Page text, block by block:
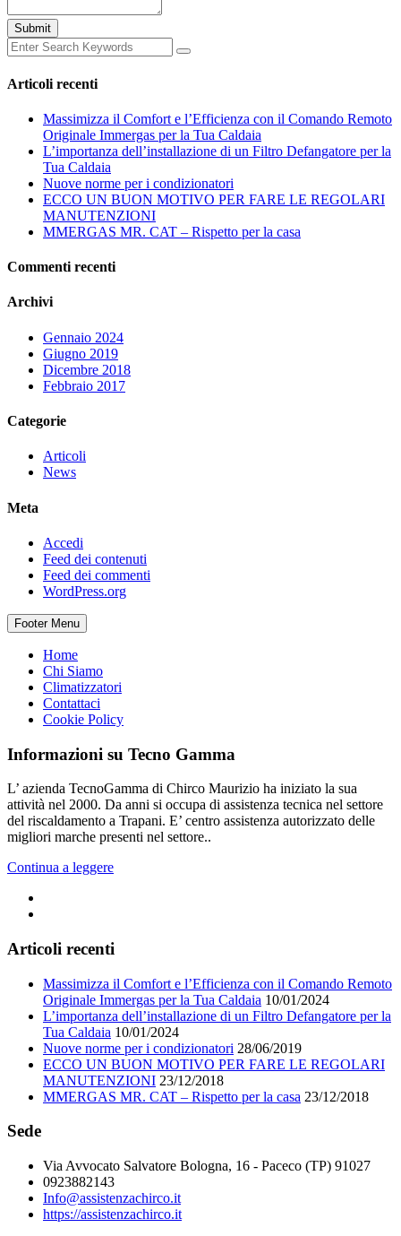
Articoli recenti
Massimizza il Comfort e l’Efficienza con il Comando Remoto
Originale Immergas per la Tua Caldaia
L’importanza dell’installazione di un Filtro Defangatore per la
Tua Caldaia
Nuove norme per i condizionatori
ECCO UN BUON MOTIVO PER FARE LE REGOLARI
MANUTENZIONI
MMERGAS MR. CAT – Rispetto per la casa
Commenti recenti
Archivi
Gennaio 2024
Giugno 2019
Dicembre 2018
Febbraio 2017
Categorie
Articoli
News
Meta
Accedi
Feed dei contenuti
Feed dei commenti
WordPress.org
Footer Menu
Home
Chi Siamo
Climatizzatori
Contattaci
Cookie Policy
Informazioni su Tecno Gamma
L’ azienda TecnoGamma di Chirco Maurizio ha iniziato la sua
attività nel 2000. Da anni si occupa di assistenza tecnica nel settore
del riscaldamento a Trapani. E’ centro assistenza autorizzato delle
migliori marche presenti nel settore..
Continua a leggere
Articoli recenti
Massimizza il Comfort e l’Efficienza con il Comando Remoto
Originale Immergas per la Tua Caldaia 10/01/2024
L’importanza dell’installazione di un Filtro Defangatore per la
Tua Caldaia 10/01/2024
Nuove norme per i condizionatori 28/06/2019
ECCO UN BUON MOTIVO PER FARE LE REGOLARI
MANUTENZIONI 23/12/2018
MMERGAS MR. CAT – Rispetto per la casa 23/12/2018
Sede
Via Avvocato Salvatore Bologna, 16 - Paceco (TP) 91027
0923882143
Info@assistenzachirco.it
https://assistenzachirco.it